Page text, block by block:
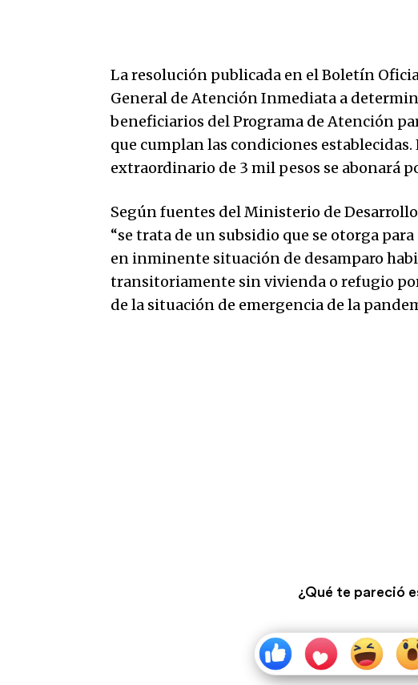
La resolución publicada en el Boletín
General de Atención Inmediata a
beneficiarios del Programa de Atención
que cumplan las condiciones
extraordinario de 3 mil pesos se abonará
Según fuentes del Ministerio de
“se trata de un subsidio que se otorga
en inminente situación de desamparo
transitoriamente sin vivienda o refugio
de la situación de emergencia de la
¿Qué te pareció